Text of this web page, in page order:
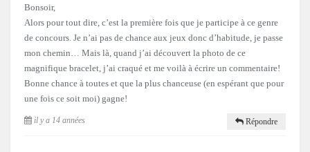
Bonsoir,
Alors pour tout dire, c’est la première fois que je participe à ce genre
de concours. Je n’ai pas de chance aux jeux donc d’habitude, je passe
mon chemin… Mais là, quand j’ai découvert la photo de ce
magnifique bracelet, j’ai craqué et me voilà à écrire un commentaire!
Bonne chance à toutes et que la plus chanceuse (en espérant que pour
une fois ce soit moi) gagne!
il y a 14 années Répondre